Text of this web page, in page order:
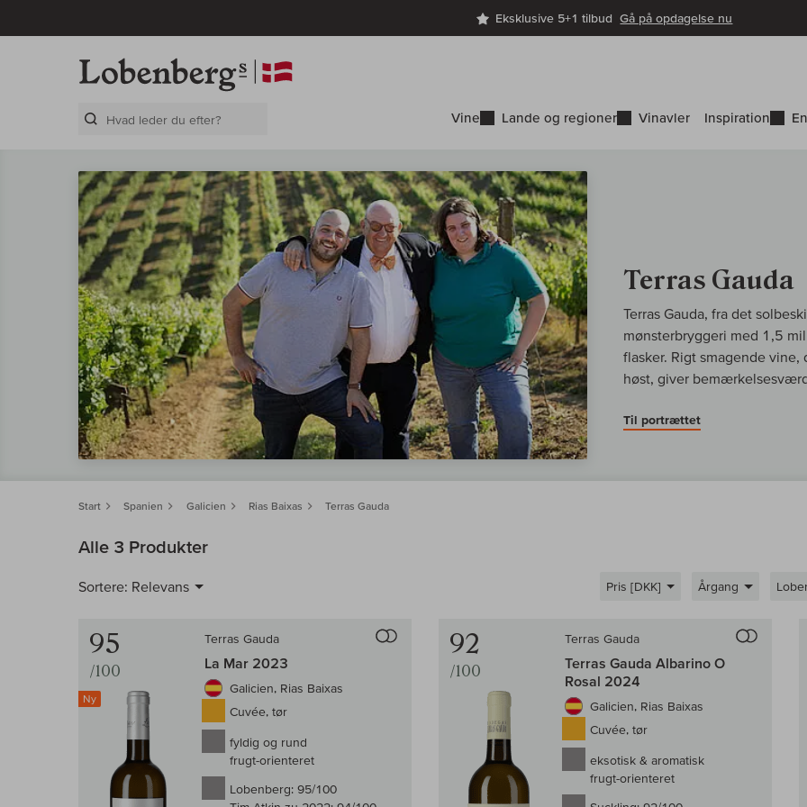
Eksklusive 5+1 tilbudGå på opdagelse nu
Vine Lande og regioner Vinavler Inspiration
Terras Gauda
Terras Gauda, fra det
mønsterbryggeri med 1,5
flasker. Rigt smagende
høst, giver
Til portrættet
Start Spanien Galicien Rias Baixas Terras Gauda
Alle 3 Produkter
Sortere: Relevans Pris [DKK] Årgang
95
/100
Ny
Terras Gauda
La Mar 2023
Galicien, Rias Baixas
Cuvée, tør
fyldig og rund
frugt-orienteret
Lobenberg: 95/100
92
/100
Terras Gauda
Terras Gauda Albarino O
Rosal 2024
Galicien, Rias Baixas
Cuvée, tør
eksotisk & aromatisk
frugt-orienteret